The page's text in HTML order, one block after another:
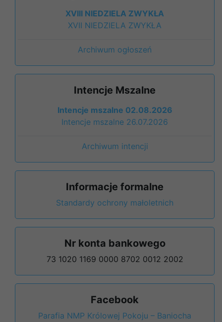
XVIII NIEDZIELA ZWYKŁA
XVII NIEDZIELA ZWYKŁA
Archiwum ogłoszeń
Intencje Mszalne
Intencje mszalne 02.08.2026
Intencje mszalne 26.07.2026
Archiwum intencji
Informacje formalne
Standardy ochrony małoletnich
Nr konta bankowego
73 1020 1169 0000 8702 0012 2002
Facebook
Parafia NMP Królowej Pokoju – Baniocha